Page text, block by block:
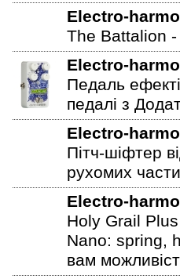
Electro-
The Battalion -
Electro-
Педаль
педалі з
Electro-
Пітч-шіфтер
рухомих
Electro-
Holy Grail Plus
Nano: spring,
вам